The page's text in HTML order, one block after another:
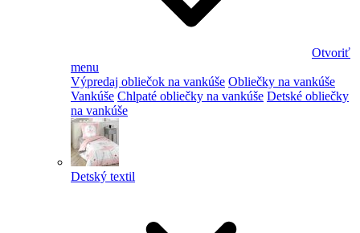
Otvoriť
menu
Výpredaj obliečok na vankúše Obliečky na vankúše
Vankúše Chlpaté obliečky na vankúše Detské obliečky
na vankúše
Detský textil